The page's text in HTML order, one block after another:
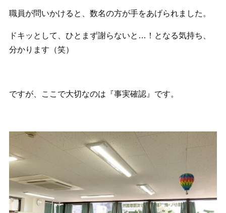
職員が問いかけると、数名の方が手をあげられました。
ドキッとして、ひとまず謝らないと…！となる気持ち、
分かります（笑）
ですが、ここで大切なのは『事実確認』です。